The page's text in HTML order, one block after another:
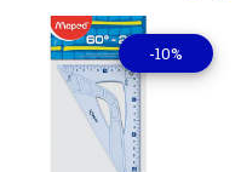
-10%